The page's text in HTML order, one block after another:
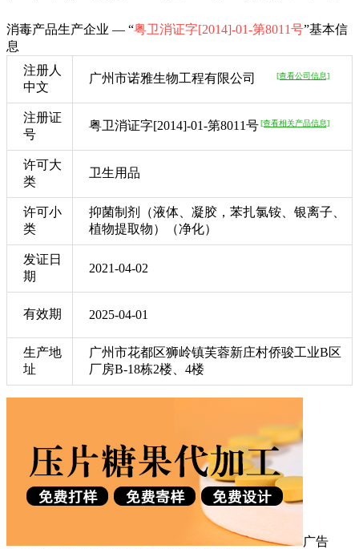
消毒产品生产企业 — “粤卫消证字[2014]-01-第8011号”基本信
息
注册人
中文
广州市诺雅生物工程有限公司 [查看公司信息]
注册证
号
粤卫消证字[2014]-01-第8011号[查看相关产品信息]
许可大
类
卫生用品
许可小
类
抑菌制剂（液体、凝胶，苯扎氯铵、银离子、
植物提取物）（净化）
发证日
期
2021-04-02
有效期 2025-04-01
生产地
址
广州市花都区狮岭镇芙蓉新庄村侨骏工业B区
厂房B-18栋2楼、4楼
广告